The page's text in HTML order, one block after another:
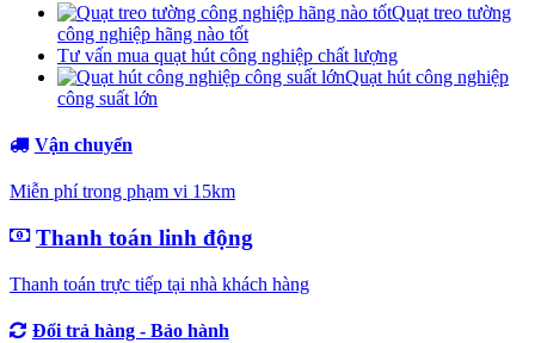
Quạt treo tường
công nghiệp hãng nào tốt
Tư vấn mua quạt hút công nghiệp chất lượng
Quạt hút công nghiệp
công suất lớn
Vận chuyển
Miễn phí trong phạm vi 15km
Thanh toán linh động
Thanh toán trực tiếp tại nhà khách hàng
Đổi trả hàng - Bảo hành